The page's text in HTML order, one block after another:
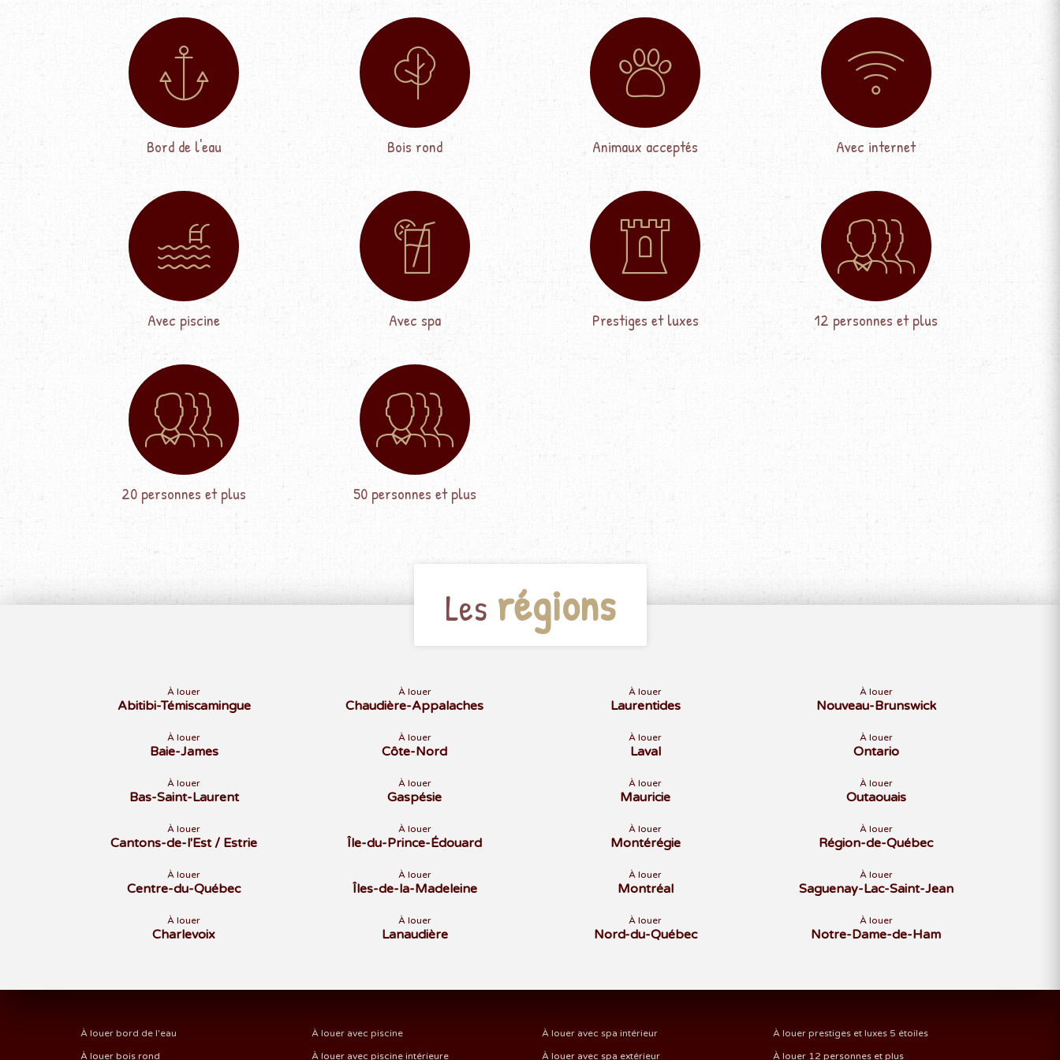
Bord de l'eau Bois rond Animaux acceptés Avec internet
Avec piscine Avec spa Prestiges et luxes 12 personnes et plus
20 personnes et plus 50 personnes et plus
Les régions
À louer
Abitibi-Témiscamingue
À louer
Baie-James
À louer
Bas-Saint-Laurent
À louer
Cantons-de-l'Est / Estrie
À louer
Centre-du-Québec
À louer
Charlevoix
À louer
Chaudière-Appalaches
À louer
Côte-Nord
À louer
Gaspésie
À louer
Île-du-Prince-Édouard
À louer
Îles-de-la-Madeleine
À louer
Lanaudière
À louer
Laurentides
À louer
Laval
À louer
Mauricie
À louer
Montérégie
À louer
Montréal
À louer
Nord-du-Québec
À louer
Nouveau-Brunswick
À louer
Ontario
À louer
Outaouais
À louer
Région-de-Québec
À louer
Saguenay-Lac-Saint-Jean
À louer
Notre-Dame-de-Ham
À louer bord de l'eau
À louer bois rond
À louer avec piscine
À louer avec piscine intérieure
À louer avec spa intérieur
À louer avec spa extérieur
À louer prestiges et luxes 5 étoiles
À louer 12 personnes et plus